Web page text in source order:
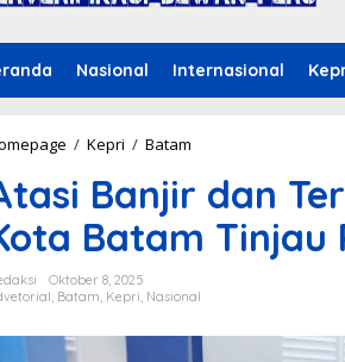
Nasional Internasional
/ Kepri / Batam
a
i
B
n
i
Banjir dan
Batam Tinjau
Oktober 8, 2025
, Batam, Kepri, Nasional